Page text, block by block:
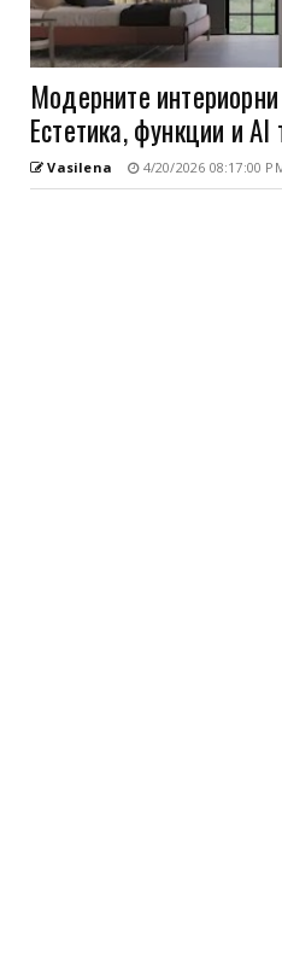
Модерните
Естетика, функции и
Vasilena 4/20/2026 08:17:00